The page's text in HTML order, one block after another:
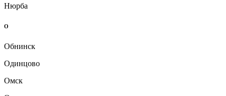
Нюрба
О
Обнинск
Одинцово
Омск